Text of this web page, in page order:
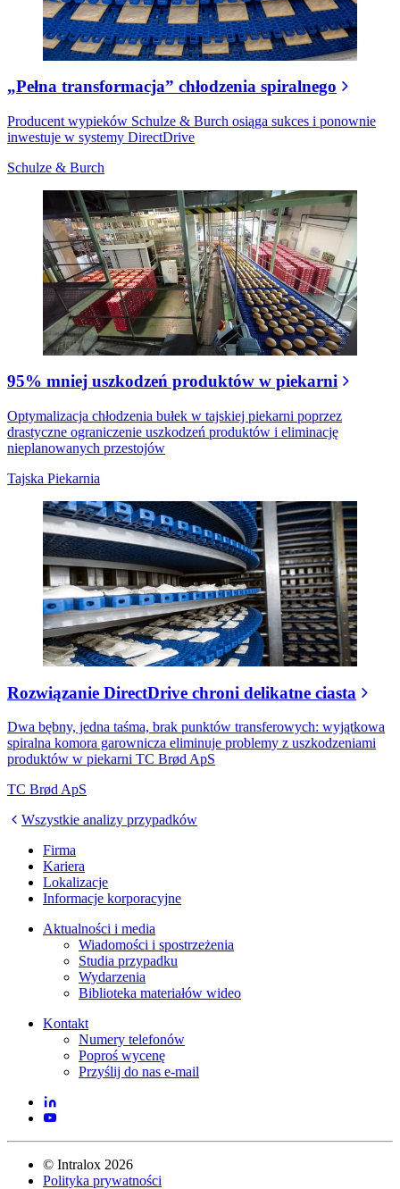
„Pełna transformacja” chłodzenia spiralnego
Producent wypieków Schulze & Burch osiąga sukces i ponownie
inwestuje w systemy DirectDrive
Schulze & Burch
95% mniej uszkodzeń produktów w piekarni
Optymalizacja chłodzenia bułek w tajskiej piekarni poprzez
drastyczne ograniczenie uszkodzeń produktów i eliminację
nieplanowanych przestojów
Tajska Piekarnia
Rozwiązanie DirectDrive chroni delikatne ciasta
Dwa bębny, jedna taśma, brak punktów transferowych: wyjątkowa
spiralna komora garownicza eliminuje problemy z uszkodzeniami
produktów w piekarni TC Brød ApS
TC Brød ApS
Wszystkie analizy przypadków
Firma
Kariera
Lokalizacje
Informacje korporacyjne
Aktualności i media
Wiadomości i spostrzeżenia
Studia przypadku
Wydarzenia
Biblioteka materiałów wideo
Kontakt
Numery telefonów
Poproś wycenę
Przyślij do nas e-mail
© Intralox 2026
Polityka prywatności